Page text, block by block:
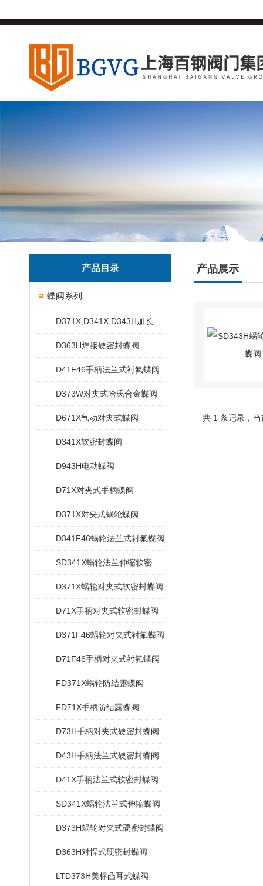
产品目录
蝶阀系列
D363H焊接硬密封蝶阀
D41F46手柄法兰式衬氟蝶阀
D373W对夹式哈氏合金蝶阀
D671X气动对夹式蝶阀
D341X软密封蝶阀
D943H电动蝶阀
D71X对夹式手柄蝶阀
D371X对夹式蜗轮蝶阀
D341F46蜗轮法兰式衬氟蝶阀
D371X蜗轮对夹式软密封蝶阀
D71X手柄对夹式软密封蝶阀
D371F46蜗轮对夹式衬氟蝶阀
D71F46手柄对夹式衬氟蝶阀
FD371X蜗轮防结露蝶阀
FD71X手柄防结露蝶阀
D73H手柄对夹式硬密封蝶阀
D43H手柄法兰式硬密封蝶阀
D41X手柄法兰式软密封蝶阀
SD341X蜗轮法兰式伸缩蝶阀
D373H蜗轮对夹式硬密封蝶阀
D363H对悍式硬密封蝶阀
LTD373H美标凸耳式蝶阀
产品展示
共 1 条记录，